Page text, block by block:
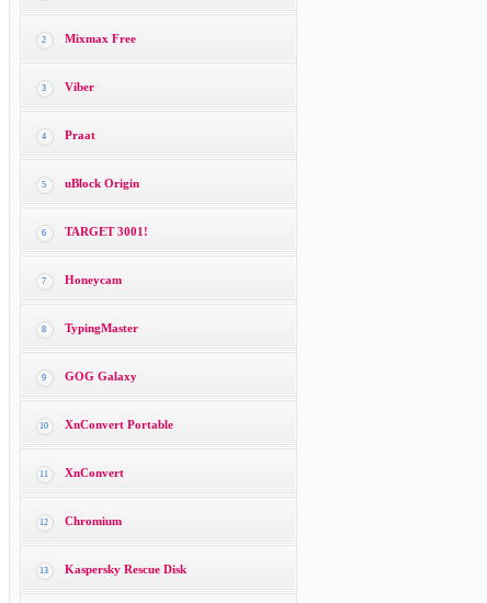
2 Mixmax Free
3 Viber
4 Praat
5 uBlock Origin
6 TARGET 3001!
7 Honeycam
8 TypingMaster
9 GOG Galaxy
10 XnConvert Portable
11 XnConvert
12 Chromium
13 Kaspersky Rescue Disk